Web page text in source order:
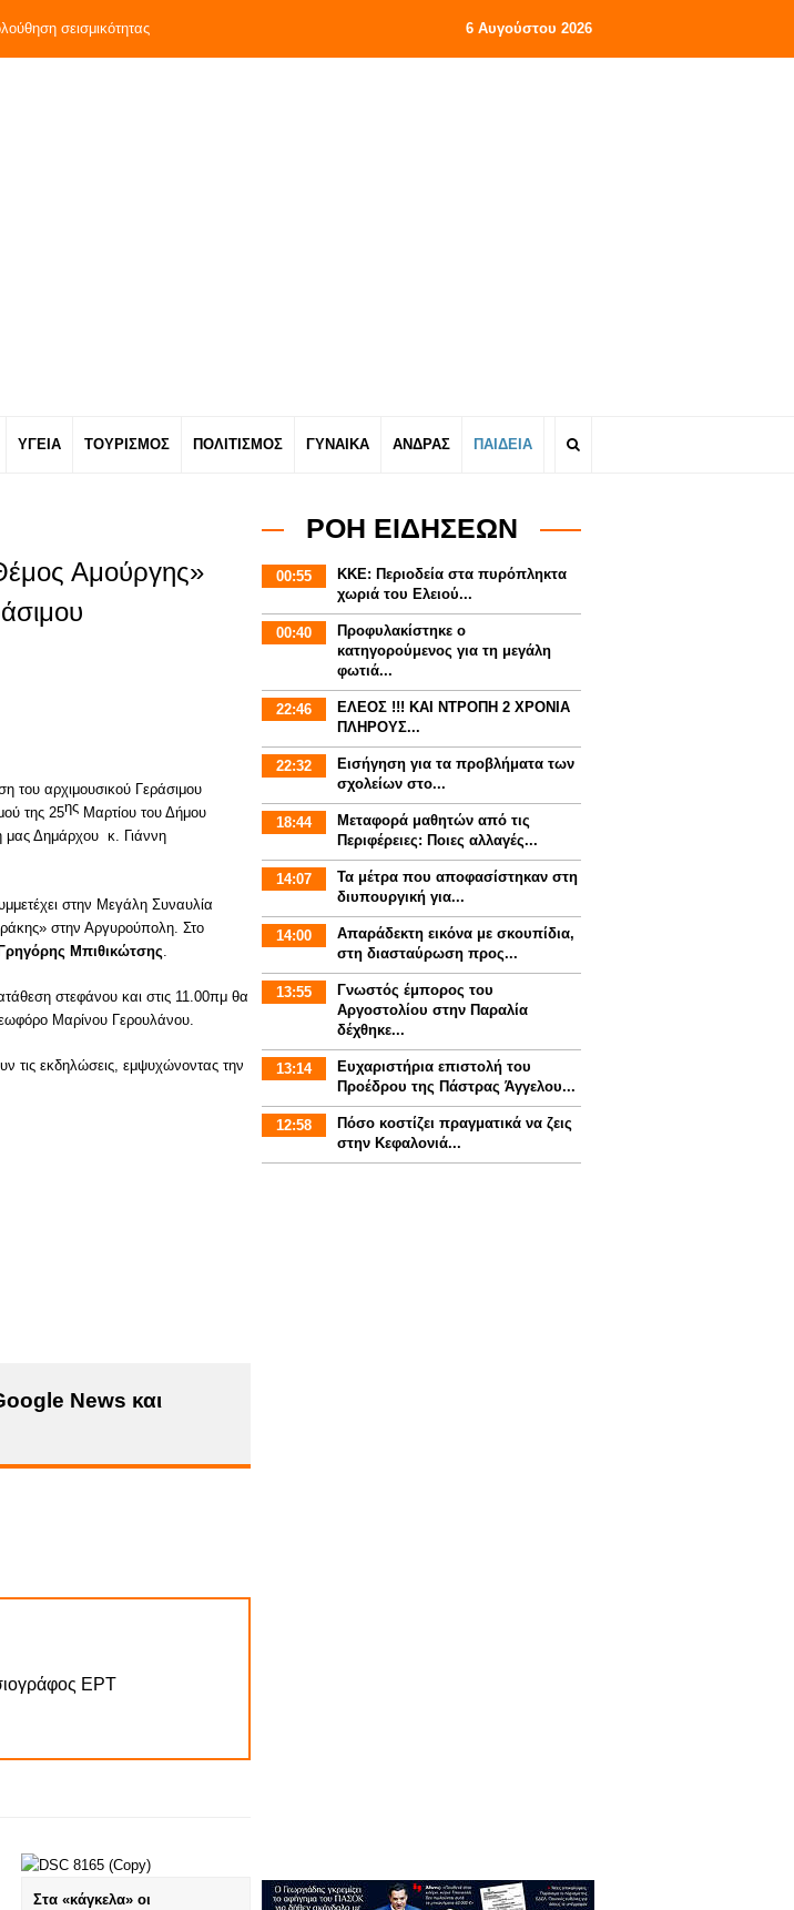
σεισμικότητας 6 Αυγούστου 2026
ΥΓΕΙΑ ΤΟΥΡΙΣΜΟΣ ΠΟΛΙΤΙΣΜΟΣ ΓΥΝΑΙΚΑ ΑΝΔΡΑΣ ΠΑΙΔΕΙΑ
Αμούργης»
του αρχιμουσικού Γεράσιμου
της 25ης Μαρτίου του Δήμου
μας Δημάρχου κ. Γιάννη
στην Μεγάλη Συναυλία
στην Αργυρούπολη. Στο
Γρηγόρης Μπιθικώτσης.
στεφάνου και στις 11.00πμ θα
Μαρίνου Γερουλάνου.
τις εκδηλώσεις, εμψυχώνοντας την
News και
ΕΡΤ
Στα «κάγκελα» οι
ΡΟΗ ΕΙΔΗΣΕΩΝ
00:55
ΚΚΕ: Περιοδεία στα πυρόπληκτα
χωριά του Ελειού...
00:40
Προφυλακίστηκε ο
κατηγορούμενος για τη μεγάλη
φωτιά...
22:46
ΕΛΕΟΣ !!! ΚΑΙ ΝΤΡΟΠΗ 2 ΧΡΟΝΙΑ
ΠΛΗΡΟΥΣ...
22:32
Εισήγηση για τα προβλήματα των
σχολείων στο...
18:44
Mεταφορά μαθητών από τις
Περιφέρειες: Ποιες αλλαγές...
14:07
Τα μέτρα που αποφασίστηκαν στη
διυπουργική για...
14:00
Απαράδεκτη εικόνα με σκουπίδια,
στη διασταύρωση προς...
13:55
Γνωστός έμπορος του
Αργοστολίου στην Παραλία
δέχθηκε...
13:14
Ευχαριστήρια επιστολή του
Προέδρου της Πάστρας Άγγελου...
12:58
Πόσο κοστίζει πραγματικά να ζεις
στην Κεφαλονιά...